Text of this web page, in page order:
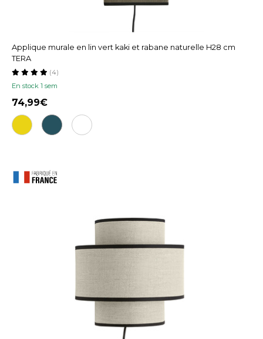
Applique murale en lin vert kaki et rabane naturelle H28 cm
TERA
En stock 1 sem
(4)
74,99